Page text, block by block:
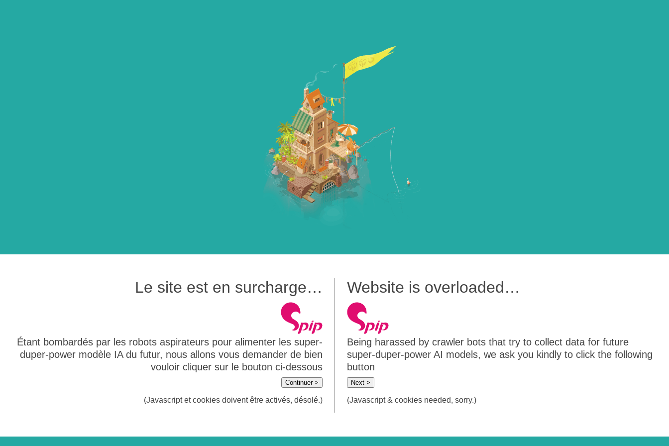
Le site est en surcharge…
Étant bombardés par les robots aspirateurs pour alimenter les super-
duper-power modèle IA du futur, nous allons vous demander de bien
vouloir cliquer sur le bouton ci-dessous
Continuer >
(Javascript et cookies doivent être activés, désolé.)
Website is overloaded…
Being harassed by crawler bots that try to collect data for future
super-duper-power AI models, we ask you kindly to click the following
button
Next >
(Javascript & cookies needed, sorry.)